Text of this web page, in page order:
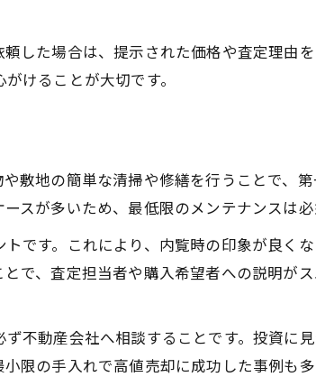
金化を叶える査定活用実例
みる売却成功の流れ
後に取るべき売却アクション
却成功は査定結果が左右する
結果をもとにした売却計画術
した場合は、提示された価格や査定理由
けることが大切です。
敷地の簡単な清掃や修繕を行うことで、
スが多いため、最低限のメンテナンスは必
です。これにより、内覧時の印象が良く
で、査定担当者や購入希望者への説明が
不動産会社へ相談することです。投資に
限の手入れで高値売却に成功した事例も多